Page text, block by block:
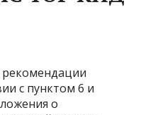
с пунктом 6 и
о